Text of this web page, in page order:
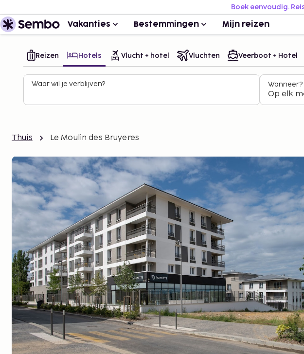
Boek eenvoudig.
Vakanties Bestemmingen Mijn reizen
Reizen Hotels Vlucht + hotel Vluchten Veerboot + Hotel
Waar wil je verblijven? Wanneer?
Op elk
Thuis Le Moulin des Bruyeres